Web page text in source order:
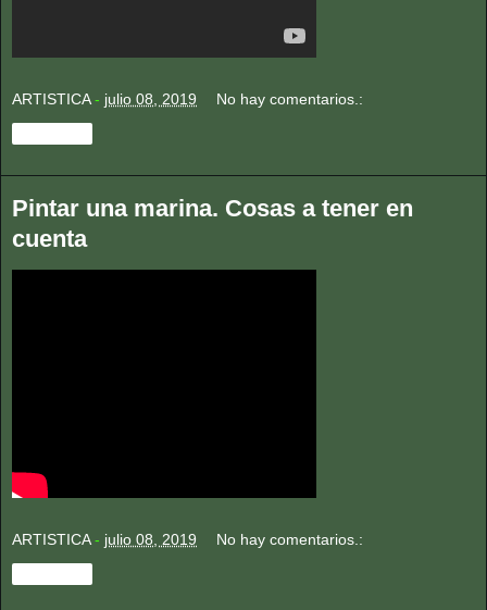
ARTISTICA - julio 08, 2019 No hay comentarios.:
Pintar una marina. Cosas a tener en
cuenta
ARTISTICA - julio 08, 2019 No hay comentarios.: